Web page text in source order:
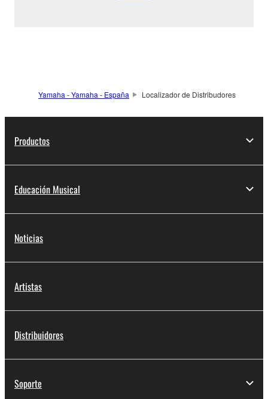
Yamaha - Yamaha - España Localizador de Distribudores
Productos
Educación Musical
Noticias
Artistas
Distribuidores
Soporte